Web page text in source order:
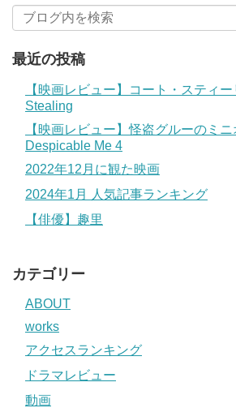
最近の投稿
【映画レビュー】コート・スティ
Stealing
【映画レビュー】怪盗グルーのミ
Despicable Me 4
2022年12月に観た映画
2024年1月 人気記事ランキング
【俳優】趣里
カテゴリー
ABOUT
works
アクセスランキング
ドラマレビュー
動画